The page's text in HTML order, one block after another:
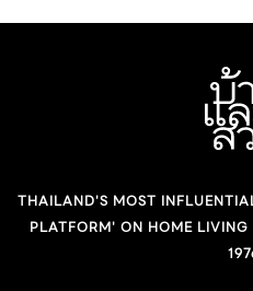
THAILAND'S MOST
PLATFORM' ON HOME